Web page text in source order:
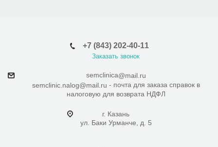
+7 (843) 202-40-11
Заказать звонок
semclinica@mail.ru
semclinic.nalog@mail.ru - почта для заказа справок в
налоговую для возврата НДФЛ
г. Казань
ул. Баки Урманче, д. 5